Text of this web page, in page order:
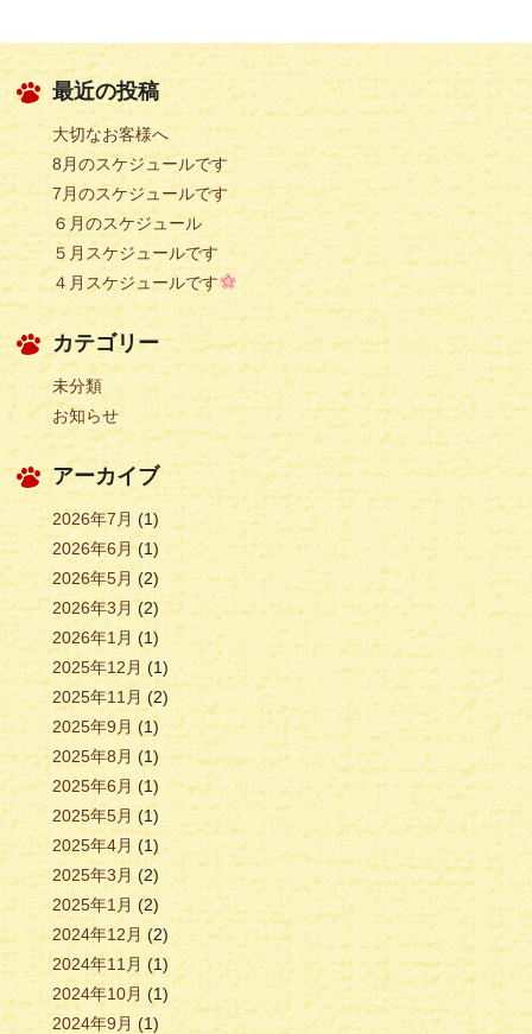
最近の投稿
大切なお客様へ
8月のスケジュールです
7月のスケジュールです
６月のスケジュール
５月スケジュールです
４月スケジュールです
カテゴリー
未分類
お知らせ
アーカイブ
2026年7月(1)
2026年6月(1)
2026年5月 (2)
2026年3月(2)
2026年1月(1)
2025年12月(1)
2025年11月(2)
2025年9月(1)
2025年8月(1)
2025年6月(1)
2025年5月(1)
2025年4月(1)
2025年3月(2)
2025年1月(2)
2024年12月(2)
2024年11月(1)
2024年10月(1)
2024年9月(1)